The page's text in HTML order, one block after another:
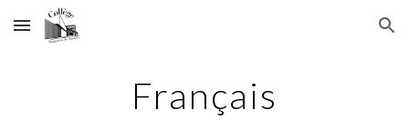
Skip to main content Skip to navigation
Français